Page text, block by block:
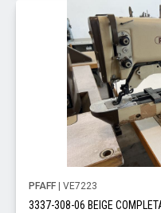
PFAFF | VE7223
3337-308-06 BEIGE